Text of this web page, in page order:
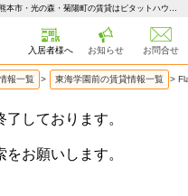
Flat Court 帯山東海学園前の1LDK賃貸アパート | 熊本県熊本市・光の森・菊陽町の賃貸はピタットハウス 熊本賃貸サポート
入居者様へ お知らせ お問合せ
報一覧 > 東海学園前の賃貸情報一覧 >
しております。
お願いします。